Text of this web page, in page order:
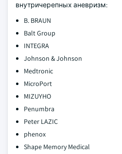
внутричерепных аневризм:
B. BRAUN
Balt Group
INTEGRA
Johnson & Johnson
Medtronic
MicroPort
MIZUYHO
Penumbra
Peter LAZIC
phenox
Shape Memory Medical